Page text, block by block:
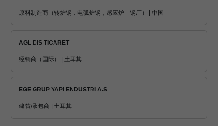
原料制造商（转炉钢，电弧炉钢，感应炉，钢厂） | 中国
AGL DIS TICARET
经销商（国际） | 土耳其
EGE GRUP YAPI ENDUSTRI A.S
建筑/承包商 | 土耳其